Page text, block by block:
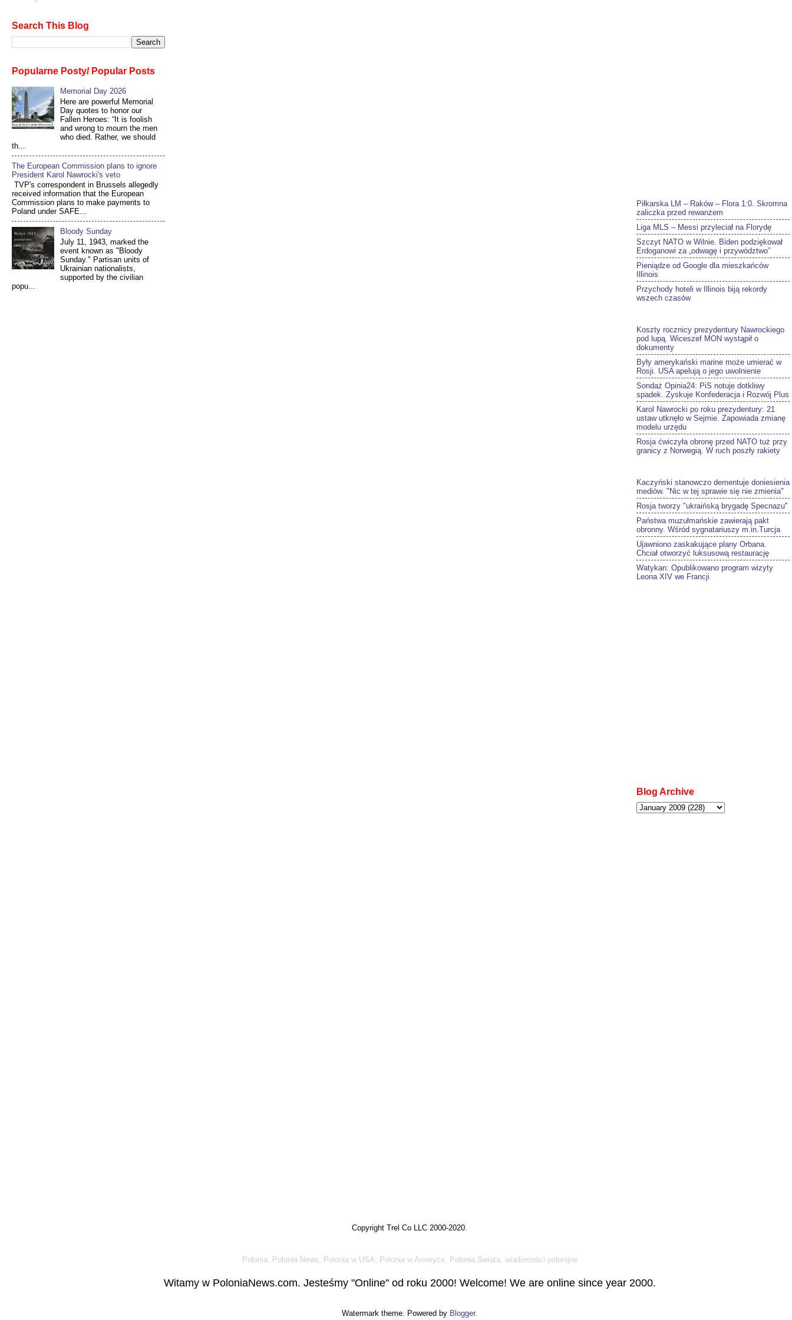
Search This Blog
Popularne Posty/ Popular Posts
Memorial Day 2026
Here are powerful Memorial
Day quotes to honor our
Fallen Heroes: “It is foolish
and wrong to mourn the men
who died. Rather, we should
th...
The European Commission plans to ignore
President Karol Nawrocki's veto
TVP's correspondent in Brussels allegedly
received information that the European
Commission plans to make payments to
Poland under SAFE...
Bloody Sunday
July 11, 1943, marked the
event known as "Bloody
Sunday." Partisan units of
Ukrainian nationalists,
supported by the civilian
popu...
Piłkarska LM – Raków – Flora 1:0. Skromna
zaliczka przed rewanżem
Liga MLS – Messi przyleciał na Florydę
Szczyt NATO w Wilnie. Biden podziękował
Erdoganowi za „odwagę i przywództwo”
Pieniądze od Google dla mieszkańców
Illinois
Przychody hoteli w Illinois biją rekordy
wszech czasów
Koszty rocznicy prezydentury Nawrockiego
pod lupą. Wiceszef MON wystąpił o
dokumenty
Były amerykański marine może umierać w
Rosji. USA apelują o jego uwolnienie
Sondaż Opinia24: PiS notuje dotkliwy
spadek. Zyskuje Konfederacja i Rozwój Plus
Karol Nawrocki po roku prezydentury: 21
ustaw utknęło w Sejmie. Zapowiada zmianę
modelu urzędu
Rosja ćwiczyła obronę przed NATO tuż przy
granicy z Norwegią. W ruch poszły rakiety
Kaczyński stanowczo dementuje doniesienia
mediów. "Nic w tej sprawie się nie zmienia"
Rosja tworzy "ukraińską brygadę Specnazu"
Państwa muzułmańskie zawierają pakt
obronny. Wśród sygnatariuszy m.in.Turcja
Ujawniono zaskakujące plany Orbana.
Chciał otworzyć luksusową restaurację
Watykan: Opublikowano program wizyty
Leona XIV we Francji
Blog Archive
Copyright Trel Co LLC 2000-2020.
Polonia, Polonia News, Polonia w USA, Polonia w Ameryce, Polonia Świata, wiadomości polonijne
Witamy w PoloniaNews.com. Jesteśmy "Online" od roku 2000! Welcome! We are online since year 2000.
Watermark theme. Powered by Blogger.